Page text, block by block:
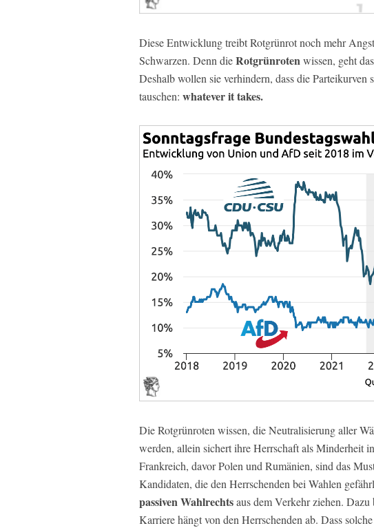
Diese Entwicklung treibt Rotgrünrot noch mehr
Schwarzen. Denn dieRotgrünrotenwissen, geht
Deshalb wollen sie verhindern, dass die
tauschen: whatever it takes.
Die Rotgrünroten wissen, die Neutralisierung aller
werden, allein sichert ihre Herrschaft als Minderheit
Frankreich, davor Polen und Rumänien, sind das
Kandidaten, die den Herrschenden bei Wahlen
passiven Wahlrechtsaus dem Verkehr ziehen.
Karriere hängt von den Herrschenden ab. Dass